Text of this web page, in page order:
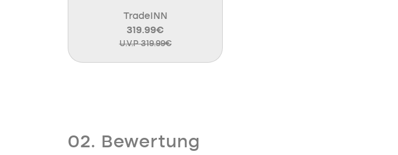
TradeINN
319.99€
U.V.P 319.99€
02. Bewertung